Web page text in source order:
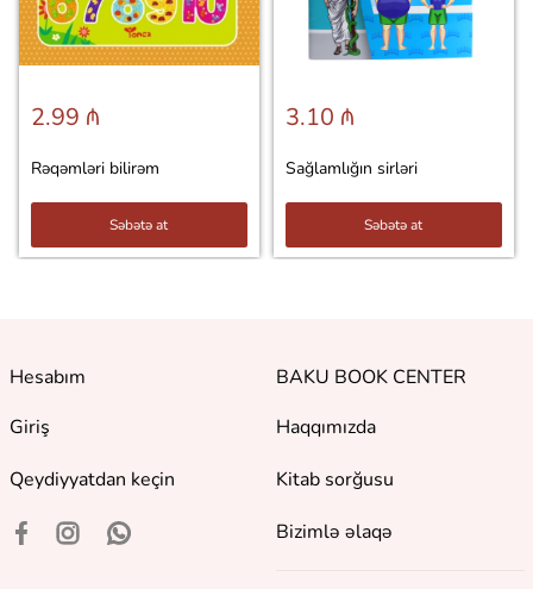
2.99 ₼
Rəqəmləri bilirəm
Səbətə at
3.10 ₼
Sağlamlığın sirləri
Səbətə at
Hesabım
Giriş
Qeydiyyatdan keçin
BAKU BOOK CENTER
Haqqımızda
Kitab sorğusu
Bizimlə əlaqə